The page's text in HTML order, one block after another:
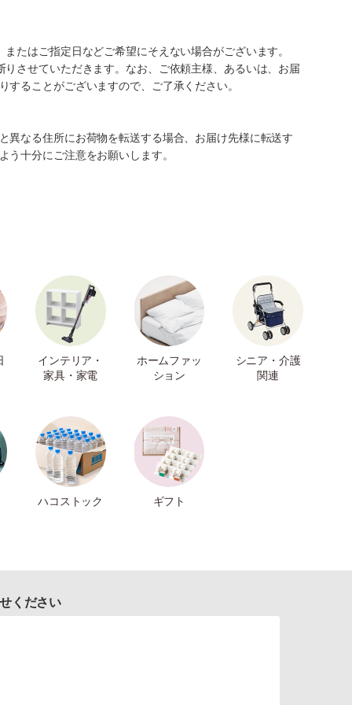
たはご指定日などご希望にそえない場合がございます。
させていただきます。なお、ご依頼主様、あるいは、お届
ることがございますので、ご了承ください。
異なる住所にお荷物を転送する場合、お届け先様に転送す
十分にご注意をお願いします。
インテリア・
家具・家電
ホームファッ
ション
シニア・介護
関連
ハコストック ギフト
ください